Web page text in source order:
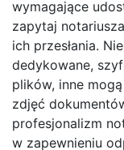
wymagające
zapytaj
ich przesłania.
dedykowane,
plików, inne
zdjęć
profesjonalizm
w zapewnieniu